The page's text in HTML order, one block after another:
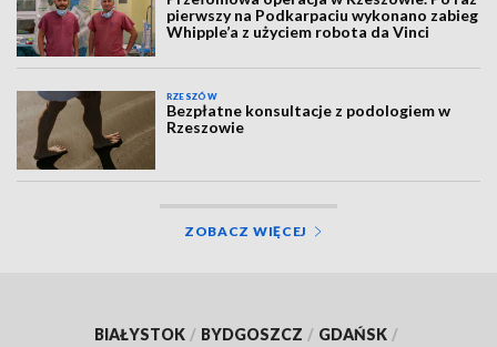
pierwszy na Podkarpaciu wykonano zabieg
Whipple’a z użyciem robota da Vinci
RZESZÓW
Bezpłatne konsultacje z podologiem w
Rzeszowie
ZOBACZ WIĘCEJ
BIAŁYSTOK / BYDGOSZCZ / GDAŃSK /